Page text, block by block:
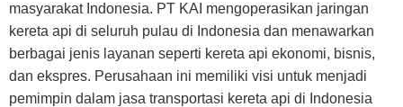
masyarakat Indonesia. PT KAI mengoperasikan jaringan
kereta api di seluruh pulau di Indonesia dan menawarkan
berbagai jenis layanan seperti kereta api ekonomi, bisnis,
dan ekspres. Perusahaan ini memiliki visi untuk menjadi
pemimpin dalam jasa transportasi kereta api di Indonesia